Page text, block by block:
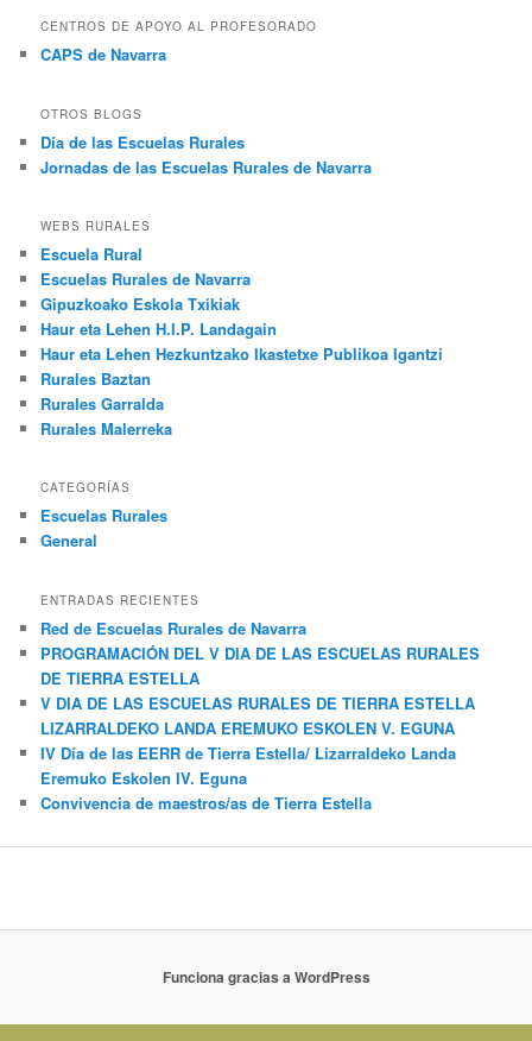
CENTROS DE APOYO AL PROFESORADO
CAPS de Navarra
OTROS BLOGS
Día de las Escuelas Rurales
Jornadas de las Escuelas Rurales de Navarra
WEBS RURALES
Escuela Rural
Escuelas Rurales de Navarra
Gipuzkoako Eskola Txikiak
Haur eta Lehen H.I.P. Landagain
Haur eta Lehen Hezkuntzako Ikastetxe Publikoa Igantzi
Rurales Baztan
Rurales Garralda
Rurales Malerreka
CATEGORÍAS
Escuelas Rurales
General
ENTRADAS RECIENTES
Red de Escuelas Rurales de Navarra
PROGRAMACIÓN DEL V DIA DE LAS ESCUELAS RURALES
DE TIERRA ESTELLA
V DIA DE LAS ESCUELAS RURALES DE TIERRA ESTELLA
LIZARRALDEKO LANDA EREMUKO ESKOLEN V. EGUNA
IV Día de las EERR de Tierra Estella/ Lizarraldeko Landa
Eremuko Eskolen IV. Eguna
Convivencia de maestros/as de Tierra Estella
Funciona gracias a WordPress